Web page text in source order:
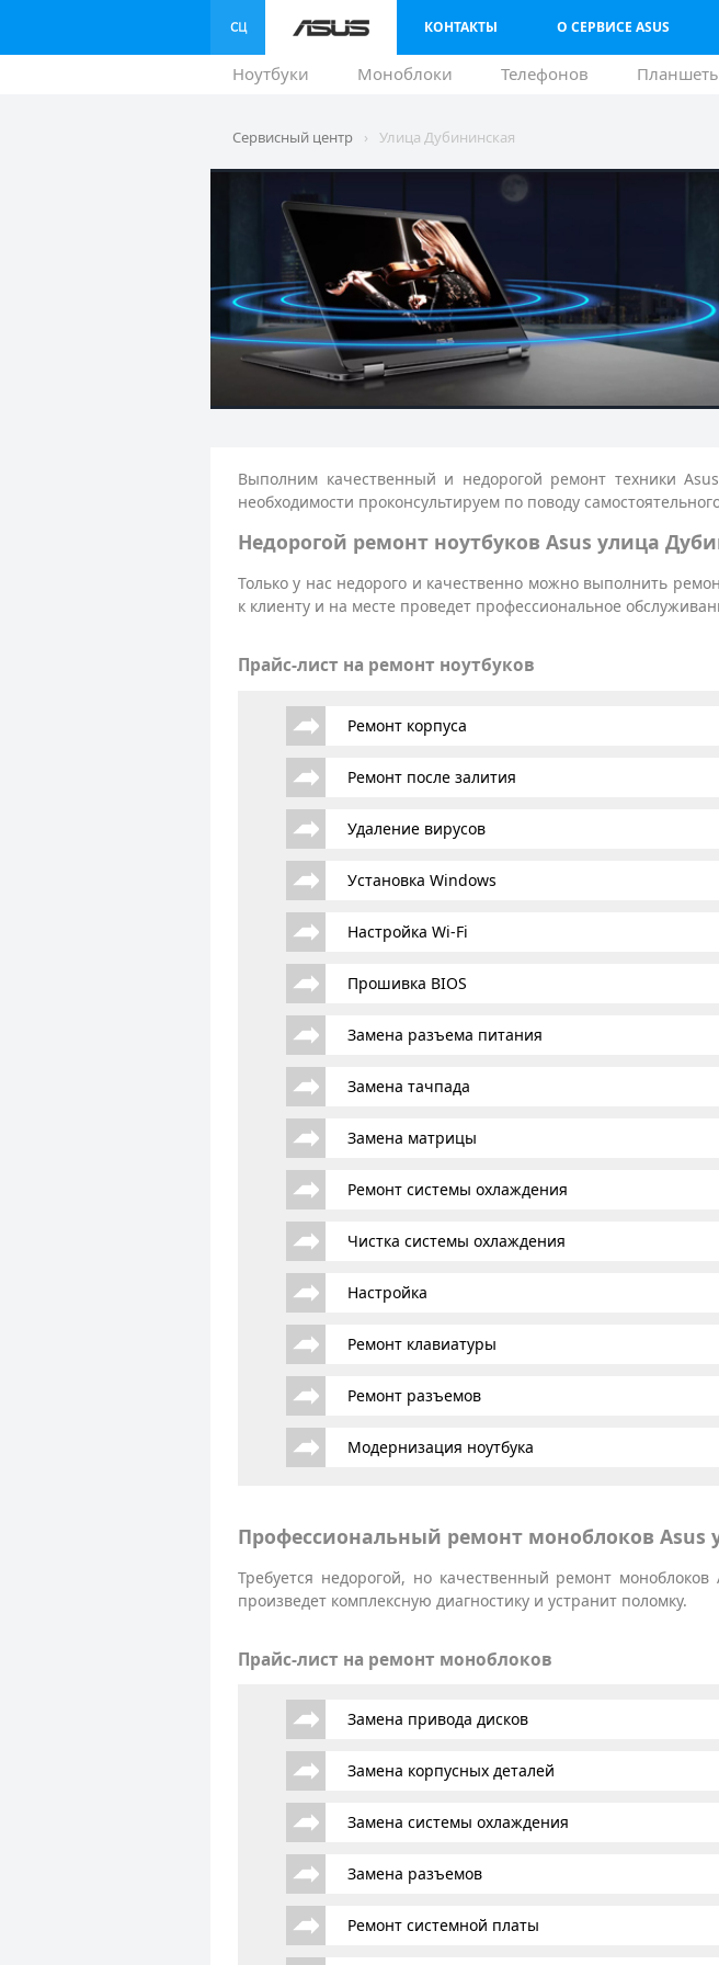
КОНТАКТЫ О СЕРВИСЕ ASUS
Ноутбуки Моноблоки Телефонов
Сервисный центр › Улица Дубининская
Выполним качественный и недорогой ремонт техники
необходимости проконсультируем по поводу
Недорогой ремонт ноутбуков Asus улица
Только у нас недорого и качественно можно выполнить
к клиенту и на месте проведет профессиональное
Прайс-лист на ремонт ноутбуков
Ремонт корпуса
Ремонт после залития
Удаление вирусов
Установка Windows
Настройка Wi-Fi
Прошивка BIOS
Замена разъема питания
Замена тачпада
Замена матрицы
Ремонт системы охлаждения
Чистка системы охлаждения
Настройка
Ремонт клавиатуры
Ремонт разъемов
Модернизация ноутбука
Профессиональный ремонт моноблоков Asus
Требуется недорогой, но качественный ремонт
произведет комплексную диагностику и устранит поломку.
Прайс-лист на ремонт моноблоков
Замена привода дисков
Замена корпусных деталей
Замена системы охлаждения
Замена разъемов
Ремонт системной платы